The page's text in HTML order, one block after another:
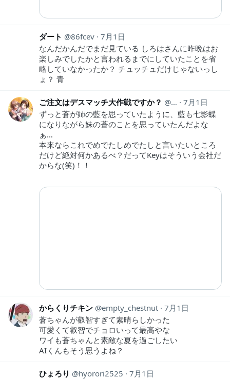
ダート 86fcev 7月1日
なんだかんだでまだ見ている しろはさんに昨晩はお
楽しみでしたかと言われるまでにしていたことを省
略していなかったか？ チュッチュだけじゃないっし
ょ？ 青
ご注文はデスマッチ大作戦ですか？ gcus_daisakusen
7月1日
ずっと蒼が姉の藍を思っていたように、藍も七影蝶
になりながら妹の蒼のことを思っていたんだよな
ぁ…
本来ならこれでめでたしめでたしと言いたいところ
だけど絶対何かあるべ？だってKeyはそういう会社だ
からな(笑)！！
からくりチキン empty_chestnut 7月1日
蒼ちゃんが叡智すぎて素晴らしかった
可愛くて叡智でチョロいって最高やな
ワイも蒼ちゃんと素敵な夏を過ごしたい
AIくんもそう思うよね？
ひょろり hyorori2525
7月1日